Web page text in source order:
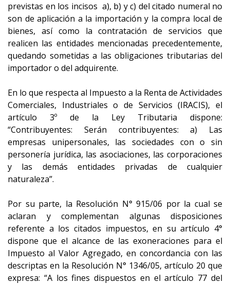
previstas en los incisos a), b) y c) del citado numeral no
son de aplicación a la importación y la compra local de
bienes, así como la contratación de servicios que
realicen las entidades mencionadas precedentemente,
quedando sometidas a las obligaciones tributarias del
importador o del adquirente.
En lo que respecta al Impuesto a la Renta de Actividades
Comerciales, Industriales o de Servicios (IRACIS), el
artículo 3º de la Ley Tributaria dispone:
“Contribuyentes: Serán contribuyentes: a) Las
empresas unipersonales, las sociedades con o sin
personería jurídica, las asociaciones, las corporaciones
y las demás entidades privadas de cualquier
naturaleza”.
Por su parte, la Resolución N° 915/06 por la cual se
aclaran y complementan algunas disposiciones
referente a los citados impuestos, en su artículo 4°
dispone que el alcance de las exoneraciones para el
Impuesto al Valor Agregado, en concordancia con las
descriptas en la Resolución N° 1346/05, artículo 20 que
expresa: “A los fines dispuestos en el artículo 77 del